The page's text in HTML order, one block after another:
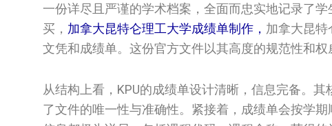
一份详尽且严谨的学术档案，全面而忠实地记录了
买， 加拿大昆特仑理工大学成绩单制作， 加拿大昆
文凭和成绩单。这份官方文件以其高度的规范性和
从结构上看，KPU的成绩单设计清晰，信息完备。
了文件的唯一性与准确性。紧接着，成绩单会按学